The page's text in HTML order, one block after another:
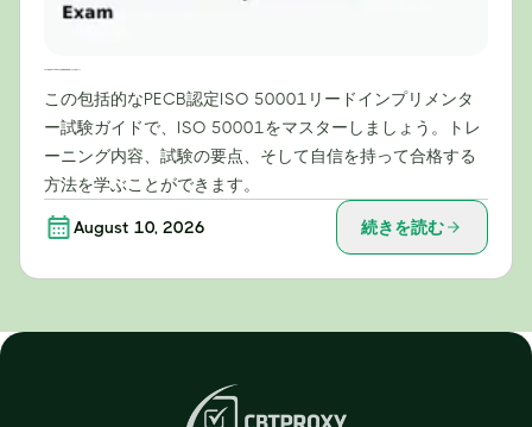
この包括的なPECB認定ISO 50001リードインプリメンタ
ー試験ガイドで、ISO 50001をマスターしましょう。トレ
ーニング内容、試験の要点、そして自信を持って合格する
方法を学ぶことができます。
August 10, 2026 続きを読む